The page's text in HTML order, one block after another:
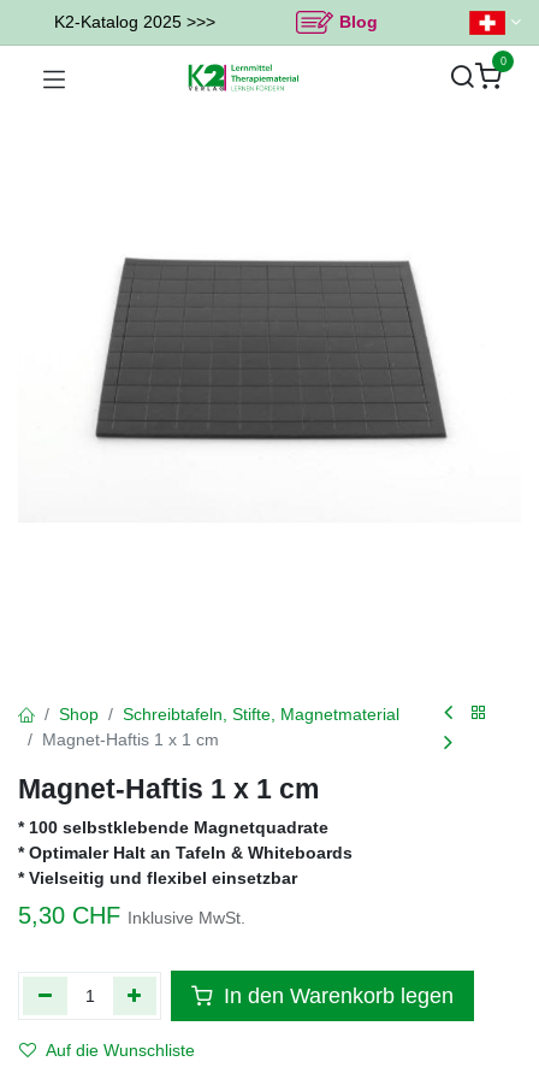
K2-Katalog 2025 >>> Blog
0
Shop
Schreibtafeln, Stifte, Magnetmaterial
Magnet-Haftis 1 x 1 cm
Magnet-Haftis 1 x 1 cm
* 100 selbstklebende Magnetquadrate
* Optimaler Halt an Tafeln & Whiteboards
* Vielseitig und flexibel einsetzbar
5,30 CHF Inklusive MwSt.
In den Warenkorb legen
Auf die Wunschliste